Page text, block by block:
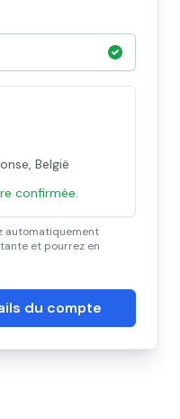
België
confirmée.
automatiquement
et pourrez en
du compte